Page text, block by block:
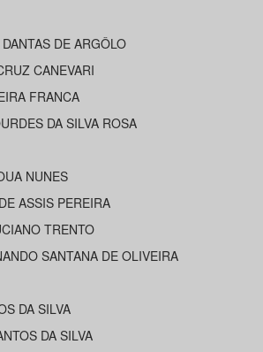
DE ARGÔLO
CANEVARI
FRANCA
DA SILVA ROSA
NUNES
ASSIS PEREIRA
TRENTO
SANTANA DE OLIVEIRA
DA SILVA
DA SILVA